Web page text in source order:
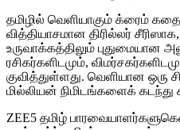
தமிழில் வெளியாகும் க்ரைம்
வித்தியாசமான திரில்லர்
உருவாக்கத்திலும் புதுமையான
ரசிகர்களிடமும்,
குவித்துள்ளது. வெளியான ஒரு
மில்லியன் நிமிடங்களைக் கடந்து
ZEE5 தமிழ்